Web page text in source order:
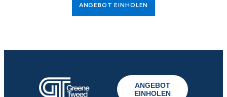
ANGEBOT EINHOLEN
ANGEBOT
EINHOLEN